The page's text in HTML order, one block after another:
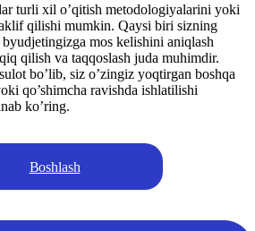
turli xil o’qitish metodologiyalarini yoki
qilishi mumkin. Qaysi biri sizning
mos kelishini aniqlash
qilish va taqqoslash juda muhimdir.
bo’lib, siz o’zingiz yoqtirgan boshqa
qo’shimcha ravishda ishlatilishi
ko’ring.
Boshlash